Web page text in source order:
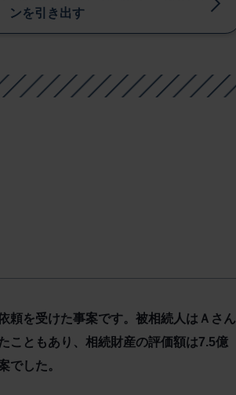
ンを引き出す
頼を受けた事案です。被相続人はＡさん
こともあり、相続財産の評価額は7.5億
でした。